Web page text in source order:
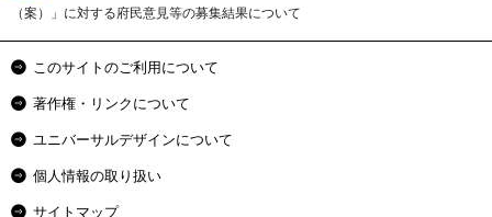
（案）」に対する府民意見等の募集結果について
このサイトのご利用について
著作権・リンクについて
ユニバーサルデザインについて
個人情報の取り扱い
サイトマップ